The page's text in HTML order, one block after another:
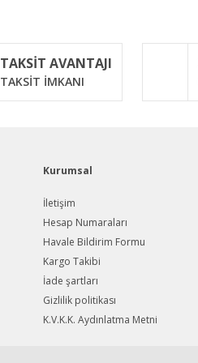
Yorum Yaz
Gönder
TAKSİT AVANTAJI
TAKSİT İMKANI
Kurumsal
İletişim
Hesap Numaraları
Havale Bildirim Formu
Kargo Takibi
İade şartları
Gizlilik politikası
K.V.K.K. Aydınlatma Metni